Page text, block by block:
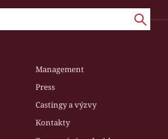
Management
Press
Castingy a výzvy
Kontakty